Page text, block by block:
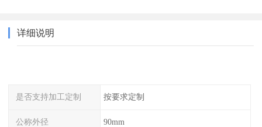
详细说明
是否支持加工定制 按要求定制
公称外径 90mm